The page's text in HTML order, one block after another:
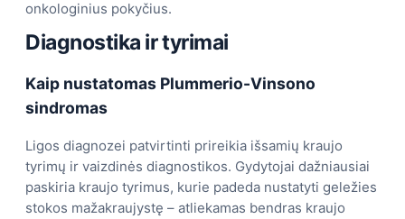
onkologinius pokyčius.
Diagnostika ir tyrimai
Kaip nustatomas Plummerio-Vinsono
sindromas
Ligos diagnozei patvirtinti prireikia išsamių kraujo
tyrimų ir vaizdinės diagnostikos. Gydytojai dažniausiai
paskiria kraujo tyrimus, kurie padeda nustatyti geležies
stokos mažakraujystę – atliekamas bendras kraujo